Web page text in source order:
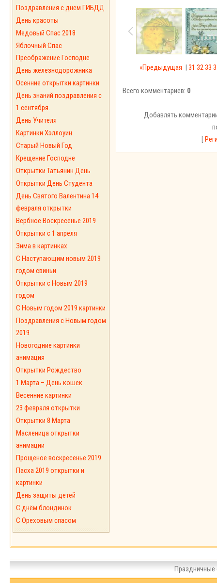
Поздравления с днем ГИБДД
День красоты
Медовый Спас 2018
Яблочный Спас
Преображение Господне
День железнодорожника
Осенние открытки картинки
День знаний поздравления с
1 сентября.
День Учителя
Картинки Хэллоуин
Старый Новый Год
Крещение Господне
Открытки Татьянин День
Открытки День Студента
День Святого Валентина 14
февраля открытки
Вербное Воскресенье 2019
Открытки с 1 апреля
Зима в картинках
С Наступающим новым 2019
годом свиньи
Открытки с Новым 2019
годом
C Новым годом 2019 картинки
Поздравления с Новым годом
2019
Новогодние картинки
анимация
Открытки Рождество
1 Марта – День кошек
Весенние картинки
23 февраля открытки
Открытки 8 Марта
Масленица открытки
анимации
Прощеное воскресенье 2019
Пасха 2019 открытки и
картинки
День защиты детей
С днём блондинок
С Ореховым спасом
«Предыдущая 31 3233
Всего комментариев: 0
Добавлять